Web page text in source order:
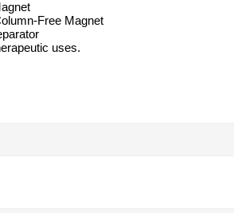
Free Magnet
uses.